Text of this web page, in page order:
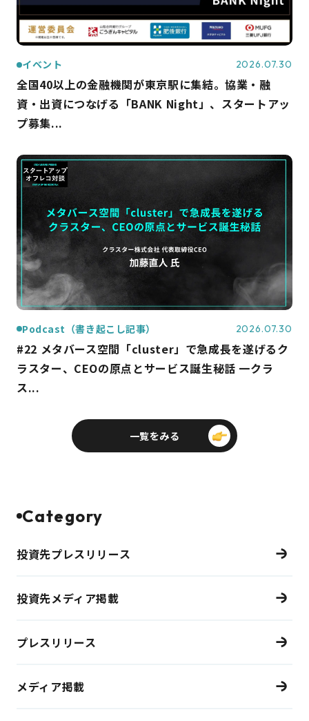
イベント 2026.07.30
全国40以上の金融機関が東京駅に集結。協業・融
資・出資につなげる「BANK Night」、スタートアッ
プ募集...
Podcast（書き起こし記事） 2026.07.30
#22 メタバース空間「cluster」で急成長を遂げるク
ラスター、CEOの原点とサービス誕生秘話 一クラ
ス...
一覧をみる
Category
投資先プレスリリース
投資先メディア掲載
プレスリリース
メディア掲載